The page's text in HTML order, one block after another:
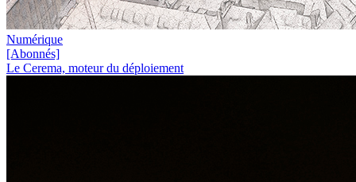
Numérique
[Abonnés]
Le Cerema, moteur du déploiement